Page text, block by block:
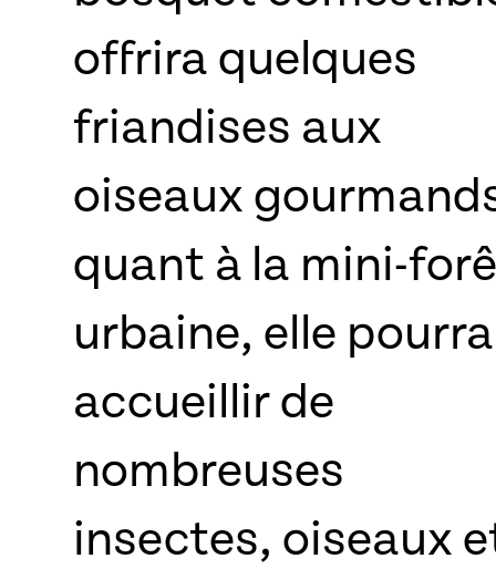
offrira quelques
friandises aux
oiseaux
quant à la mini-
urbaine, elle pourra
accueillir de
nombreuses
insectes, oiseaux